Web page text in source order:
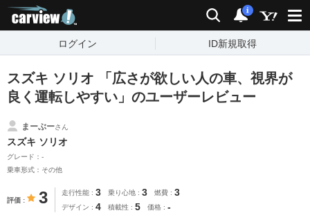
検索 通知
i
ログイン ID新規取得
スズキ ソリオ 「広さが欲しい人の車、視界が
良く運転しやすい」のユーザーレビュー
まーぶーさん
スズキ ソリオ
グレード：-
乗車形式：その他
評価 3 走行性能 3 乗り心地 3 燃費 3
デザイン 4 積載性 5 価格 -